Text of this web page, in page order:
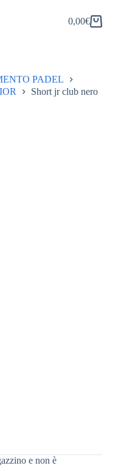
Carrello
0,00€
PADEL
Short jr club nero
e non è